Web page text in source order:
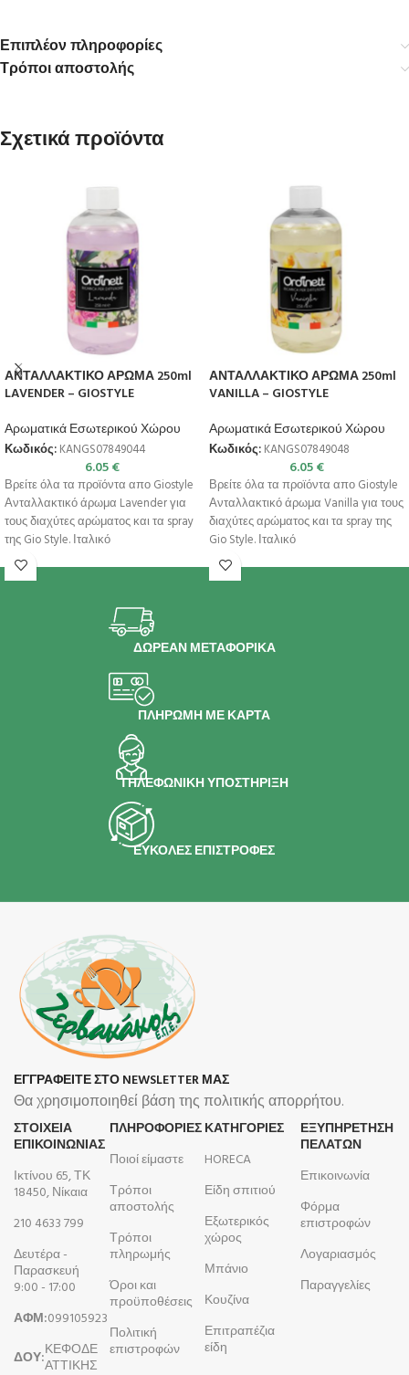
Επιπλέον πληροφορίες
Τρόποι αποστολής
Σχετικά προϊόντα
ΑΝΤΑΛΛΑΚΤΙΚΟ ΑΡΩΜΑ 250ml
LAVENDER – GIOSTYLE
Αρωματικά Εσωτερικού Χώρου
Κωδικός: KANGS07849044
6.05€
Βρείτε όλα τα προϊόντα απο Giostyle
Ανταλλακτικό άρωμα Lavender για
τους διαχύτες αρώματος και τα spray
της Gio Style. Ιταλικό
ΑΝΤΑΛΛΑΚΤΙΚΟ ΑΡΩΜΑ 250ml
VANILLA – GIOSTYLE
Αρωματικά Εσωτερικού Χώρου
Κωδικός: KANGS07849048
6.05€
Βρείτε όλα τα προϊόντα απο Giostyle
Ανταλλακτικό άρωμα Vanilla για τους
διαχύτες αρώματος και τα spray της
Gio Style. Ιταλικό
ΔΩΡΕΑΝ ΜΕΤΑΦΟΡΙΚΑ
ΠΛΗΡΩΜΗ ΜΕ ΚΑΡΤΑ
ΤΗΛΕΦΩΝΙΚΗ ΥΠΟΣΤΗΡΙΞΗ
ΕΥΚΟΛΕΣ ΕΠΙΣΤΡΟΦΕΣ
ΕΓΓΡΑΦΕΙΤΕ ΣΤΟ NEWSLETTER ΜΑΣ
Θα χρησιμοποιηθεί βάση της πολιτικής απορρήτου.
ΣΤΟΙΧΕΙΑ
ΕΠΙΚΟΙΝΩΝΙΑΣ
Ικτίνου 65, ΤΚ
18450, Νίκαια
210 4633 799
Δευτέρα -
Παρασκευή
9:00 - 17:00
ΑΦΜ:099105923
ΔΟΥ:ΚΕΦΟΔΕ
ΑΤΤΙΚΗΣ
ΠΛΗΡΟΦΟΡΊΕΣ
Ποιοί είμαστε
Τρόποι
αποστολής
Τρόποι
πληρωμής
Όροι και
προϋποθέσεις
Πολιτική
επιστροφών
ΚΑΤΗΓΟΡΙΕΣ
HORECA
Είδη σπιτιού
Εξωτερικός
χώρος
Μπάνιο
Κουζίνα
Επιτραπέζια
είδη
ΕΞΥΠΗΡΕΤΗΣΗ
ΠΕΛΑΤΩΝ
Επικοινωνία
Φόρμα
επιστροφών
Λογαριασμός
Παραγγελίες